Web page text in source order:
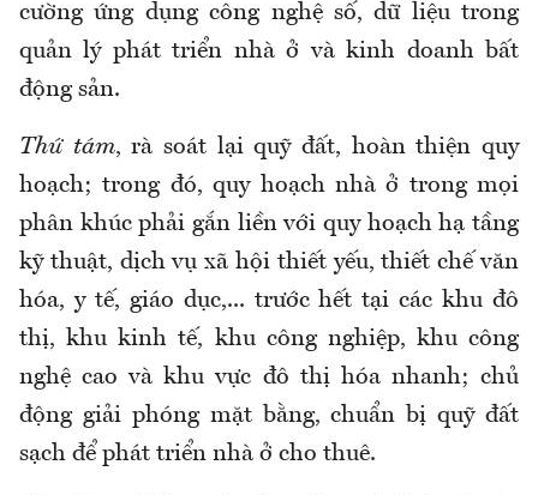
cường ứng dụng công nghệ số, dữ liệu trong
quản lý phát triển nhà ở và kinh doanh bất
động sản.
Thứ tám, rà soát lại quỹ đất, hoàn thiện quy
hoạch; trong đó, quy hoạch nhà ở trong mọi
phân khúc phải gắn liền với quy hoạch hạ tầng
kỹ thuật, dịch vụ xã hội thiết yếu, thiết chế văn
hóa, y tế, giáo dục,... trước hết tại các khu đô
thị, khu kinh tế, khu công nghiệp, khu công
nghệ cao và khu vực đô thị hóa nhanh; chủ
động giải phóng mặt bằng, chuẩn bị quỹ đất
sạch để phát triển nhà ở cho thuê.